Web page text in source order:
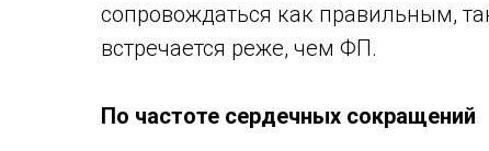
сопровождаться как правильным,
встречается реже, чем ФП.
По частоте сердечных сокращений